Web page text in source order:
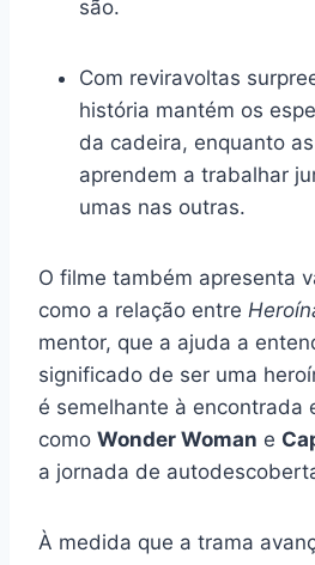
são.
Com reviravoltas
história mantém os
da cadeira, enquanto
aprendem a trabalhar
umas nas outras.
O filme também apresenta
como a relação entre
mentor, que a ajuda a
significado de ser uma
é semelhante à encontrada
como Wonder Woman e
a jornada de
À medida que a trama